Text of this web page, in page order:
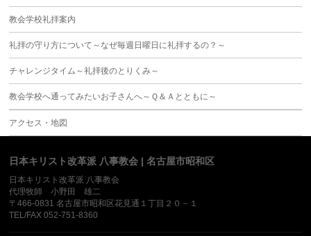
教会学校礼拝案内
礼拝の守り方について～なぜ毎週日曜日に礼拝するの？～
チャレンジタイム～礼拝後のとりくみ～
教会学校へ通ってみたいお子さんへ～Ｑ＆Ａとともに～
アクセス・地図
日本キリスト改革派 八事教会 | 名古屋市昭和区
日本キリスト改革派 八事教会
代理牧師 小野田 雄二
〒466-0831 名古屋市昭和区花見通１丁目２０－１
TEL/FAX 052-751-8360